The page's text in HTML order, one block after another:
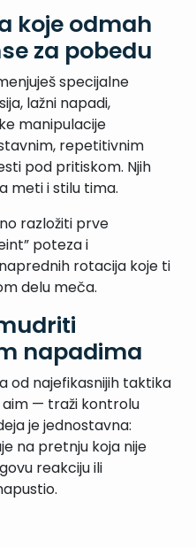
koje odmah
za pobedu
specijalne
lažni napadi,
manipulacije
repetitivnim
pod pritiskom. Njih
meti i stilu tima.
razložiti prve
poteza i
rotacija koje ti
delu meča.
napadima
od najefikasnijih taktika
— traži kontrolu
je jednostavna:
na pretnju koja nije
reakciju ili